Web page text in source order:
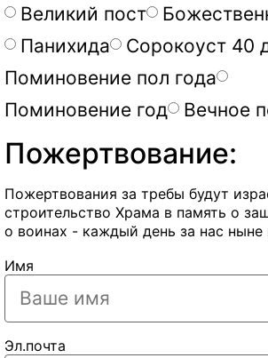
Великий пост
Панихида
Сорокоуст 40
Поминовение пол года
Поминовение год
Вечное
Пожертвование:
Пожертвования за требы будут
строительство Храма в память о
о воинах - каждый день за нас
Имя
Эл.почта